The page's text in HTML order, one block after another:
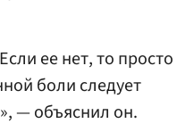
ее нет, то просто
боли следует
— объяснил он.